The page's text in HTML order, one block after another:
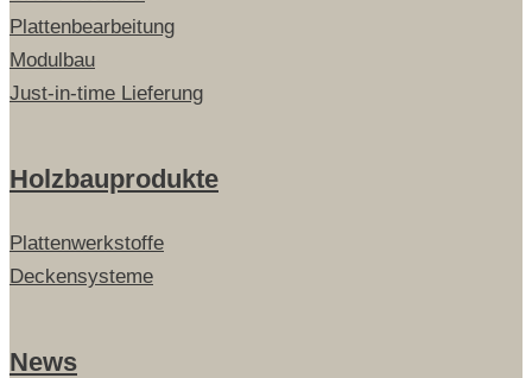
Plattenbearbeitung
Modulbau
Just-in-time Lieferung
Holzbauprodukte
Plattenwerkstoffe
Deckensysteme
News